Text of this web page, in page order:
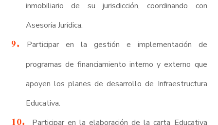
inmobiliario de su jurisdicción, coordinando con
Asesoría Jurídica.
Participar en la gestión e implementación de
programas de financiamiento interno y externo que
apoyen los planes de desarrollo de Infraestructura
Educativa.
Participar en la elaboración de la carta Educativa